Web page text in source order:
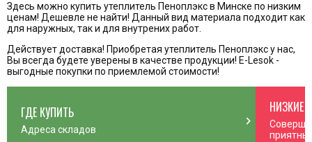
Здесь можно купить утеплитель Пеноплэкс в Минске по низким
ценам! Дешевле не найти! Данный вид материала подходит как
для наружных, так и для внутрених работ.
Действует доставка! Приобретая утеплитель Пеноплэкс у нас,
Вы всегда будете уверены в качестве продукции! E-Lesok -
выгодные покупки по приемлемой стоимости!
ГДЕ КУПИТЬ
Адреса складов chevron_right
НИЗКИЕ